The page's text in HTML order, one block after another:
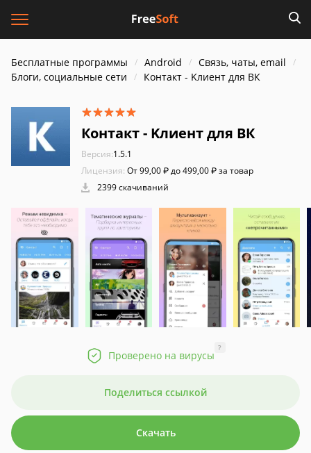
Бесплатные программы Android
Связь, чаты, email
Блоги, социальные сети
Контакт - Kлиент для ВК
Контакт - Kлиент для ВК
Версия:1.5.1
Лицензия: От 99,00 ₽ до 499,00 ₽ за товар
2399 скачиваний
Проверено на вирусы
?
Поделиться ссылкой
Скачать